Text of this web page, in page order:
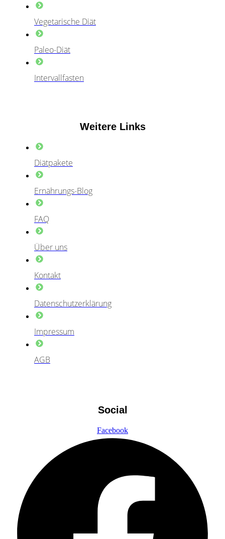
Vegetarische Diät
Paleo-Diät
Intervallfasten
Weitere Links
Diätpakete
Ernährungs-Blog
FAQ
Über uns
Kontakt
Datenschutzerklärung
Impressum
AGB
Social
Facebook